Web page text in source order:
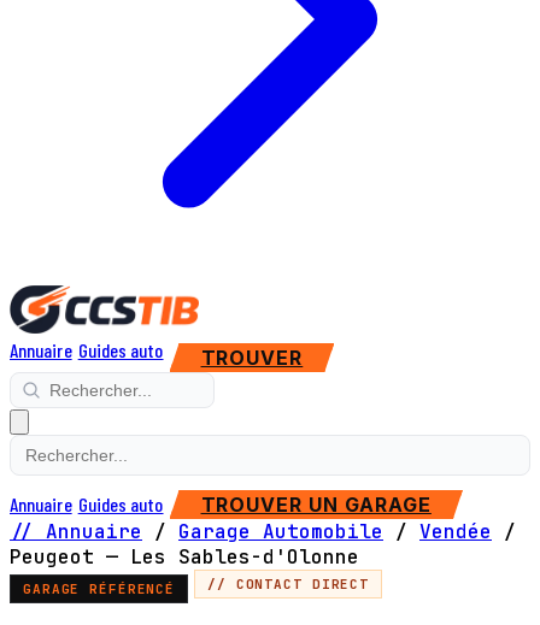
Annuaire Guides auto TROUVER
Annuaire Guides auto TROUVER UN GARAGE
// Annuaire / Garage Automobile / Vendée
/
Peugeot — Les Sables-d'Olonne
GARAGE RÉFÉRENCÉ // CONTACT DIRECT